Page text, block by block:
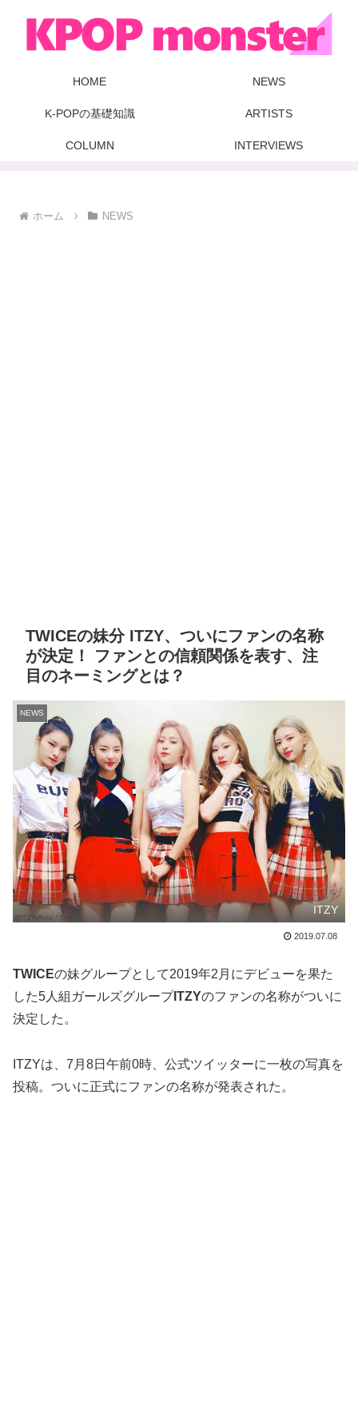
HOME NEWS
K-POPの基礎知識 ARTISTS
COLUMN INTERVIEWS
ホーム NEWS
TWICEの妹分 ITZY、ついにファンの名称
が決定！ ファンとの信頼関係を表す、注
目のネーミングとは？
NEWS
ITZY
2019.07.08
TWICEの妹グループとして2019年2月にデビューを果た
した5人組ガールズグループITZYのファンの名称がついに
決定した。
ITZYは、7月8日午前0時、公式ツイッターに一枚の写真を
投稿。ついに正式にファンの名称が発表された。